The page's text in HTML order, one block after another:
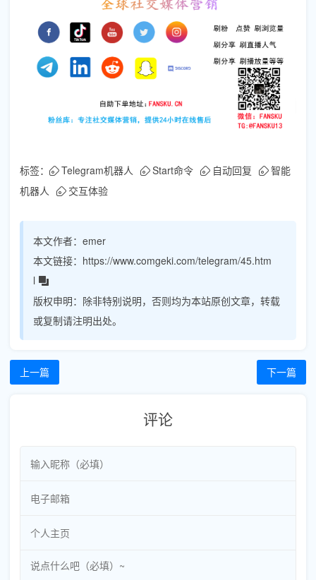
标签： Telegram机器人 Start命令 自动回复
智能
机器人
交互体验
本文作者： emer
本文链接： https://www.comgeki.com/telegram/45.htm
l
版权申明： 除非特别说明，否则均为本站原创文章，转载
或复制请注明出处。
上一篇 下一篇
评论